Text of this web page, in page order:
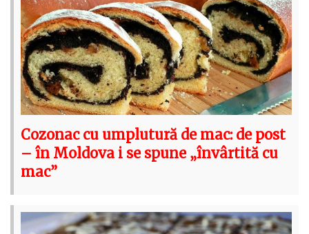
Cozonac cu umplutură de mac: de post
– în Moldova i se spune „învârtită cu
mac”